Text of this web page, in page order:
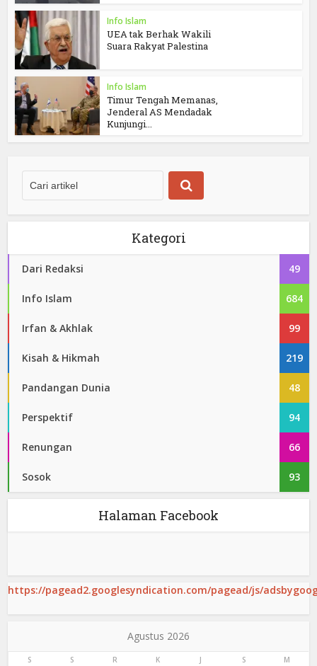
Info Islam
UEA tak Berhak Wakili
Suara Rakyat Palestina
Info Islam
Timur Tengah Memanas,
Jenderal AS Mendadak
Kunjungi...
Kategori
Dari Redaksi 49
Info Islam 684
Irfan & Akhlak 99
Kisah & Hikmah 219
Pandangan Dunia 48
Perspektif 94
Renungan 66
Sosok 93
Halaman Facebook
https://pagead2.googlesyndication.com/pagead/js/
Agustus 2026
S S R K J S M